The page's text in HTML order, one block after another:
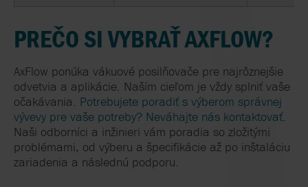
PREČO SI VYBRAŤ AXFLOW?
AxFlow ponúka vákuové posilňovače pre najrôznejšie
odvetvia a aplikácie. Naším cieľom je vždy splniť vaše
očakávania. Potrebujete poradiť s výberom správnej
vývevy pre vaše potreby? Neváhajte nás kontaktovať.
Naši odborníci a inžinieri vám poradia so zložitými
problémami, od výberu a špecifikácie až po inštaláciu
zariadenia a následnú podporu.